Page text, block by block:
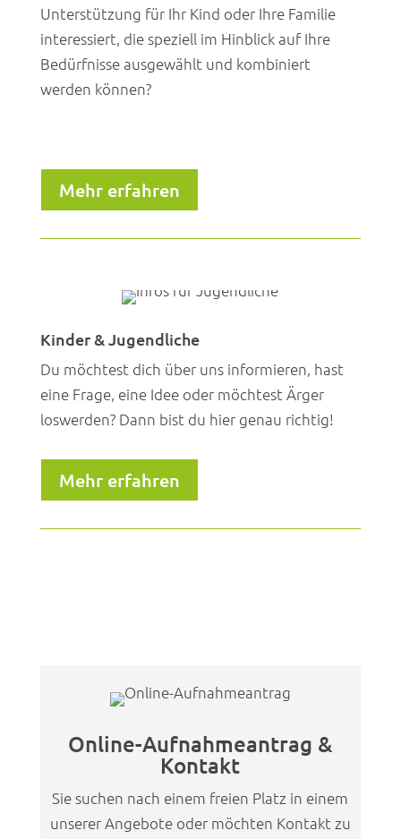
Unterstützung für Ihr Kind oder Ihre Familie
interessiert, die speziell im Hinblick auf Ihre
Bedürfnisse ausgewählt und kombiniert
werden können?
Mehr erfahren
Kinder & Jugendliche
Du möchtest dich über uns informieren, hast
eine Frage, eine Idee oder möchtest Ärger
loswerden? Dann bist du hier genau richtig!
Mehr erfahren
Online-Aufnahmeantrag &
Kontakt
Sie suchen nach einem freien Platz in einem
unserer Angebote oder möchten Kontakt zu